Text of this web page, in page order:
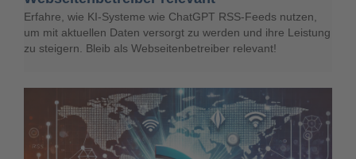
Erfahre, wie KI-Systeme wie ChatGPT RSS-Feeds nutzen,
um mit aktuellen Daten versorgt zu werden und ihre Leistung
zu steigern. Bleib als Webseitenbetreiber relevant!